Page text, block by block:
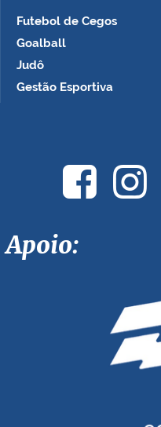
Futebol de Cegos
Goalball
Judô
Gestão Esportiva
Apoio: